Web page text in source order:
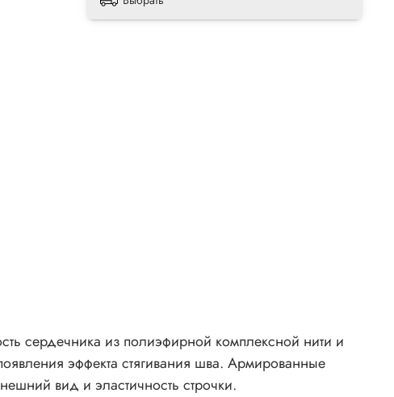
из полиэфирной комплексной нити и
эффекта стягивания шва. Армированные
вид и эластичность строчки.